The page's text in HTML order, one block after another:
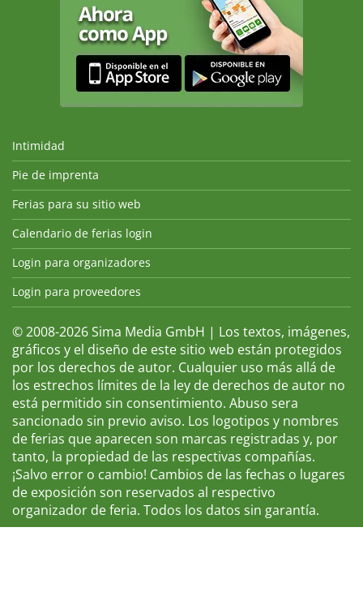
Intimidad
Pie de imprenta
Ferias para su sitio web
Calendario de ferias login
Login para organizadores
Login para proveedores
© 2008-2026 Sima Media GmbH | Los textos, imágenes,
gráficos y el diseño de este sitio web están protegidos
por los derechos de autor. Cualquier uso más allá de
los estrechos límites de la ley de derechos de autor no
está permitido sin consentimiento. Abuso sera
sancionado sin previo aviso. Los logotipos y nombres
de ferias que aparecen son marcas registradas y, por
tanto, la propiedad de las respectivas compañías.
¡Salvo error o cambio! Cambios de las fechas o lugares
de exposición son reservados al respectivo
organizador de feria. Todos los datos sin garantía.